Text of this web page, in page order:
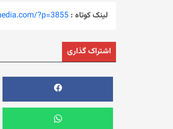
لینک کوتاه : ?p=3855
اشتراک گذاری